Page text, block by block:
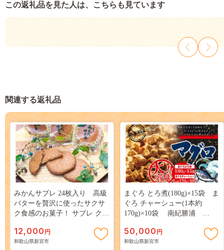
この返礼品を見た人は、こちらも見ています
関連する返礼品
みかんサブレ 24枚入り 高級
バターを贅沢に使ったサクサ
ク食感のお菓子！ サブレ クッ
ギフト【fks100A】
12,000 円
和歌山県新宮市
まぐろ とろ煮(180g)×15袋 ま
ぐろ チャーシュー(1本約
170g)×10袋 南紀勝浦
50,000 円
和歌山県新宮市